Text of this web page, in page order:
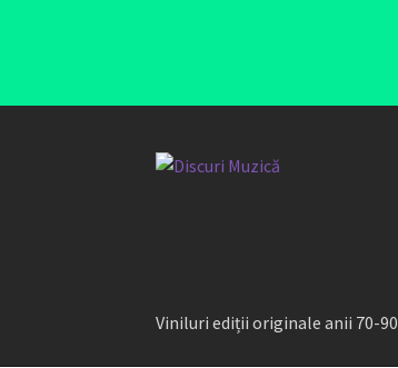
Viniluri ediții originale anii 70-90